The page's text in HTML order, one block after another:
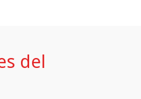
del